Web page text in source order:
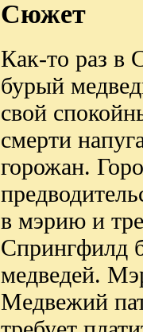
Сюжет
Как-то раз в
бурый
свой
смерти
горожан.
в мэрию и
Спрингфилд
медведей.
Медвежий